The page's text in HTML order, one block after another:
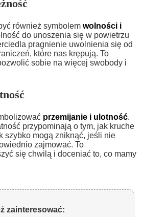
również symbolem wolności i
do unoszenia się w powietrzu
pragnienie uwolnienia się od
które nas krępują. To
sobie na więcej swobody i
przemijanie i ulotność.
przypominają o tym, jak kruche
szybko mogą zniknąć, jeśli nie
zajmować. To
się chwilą i doceniać to, co mamy
zainteresować: